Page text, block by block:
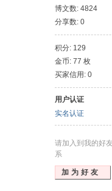
博文数: 4824
分享数: 0
积分: 129
金币: 77 枚
买家信用: 0
用户认证
实名认证
请加入到我的好
系
加为好友